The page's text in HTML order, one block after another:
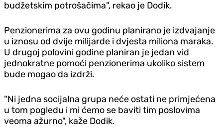
budžetskim potrošačima", rekao je Dodik.
Penzionerima za ovu godinu planirano je izdvajanje
u iznosu od dvije milijarde i dvjesta miliona maraka.
U drugoj polovini godine planiran je jedan vid
jednokratne pomoći penzionerima ukoliko sistem
bude mogao da izdrži.
"Ni jedna socijalna grupa neće ostati ne primjećena
u tom pogledu i mi ćemo se baviti tim poslovima
veoma ažurno", kaže Dodik.